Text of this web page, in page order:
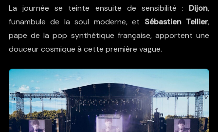
La journée se teinte ensuite de sensibilité : Dijon,
funambule de la soul moderne, et Sébastien Tellier,
pape de la pop synthétique française, apportent une
douceur cosmique à cette première vague.